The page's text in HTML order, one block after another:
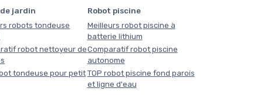
jardin
robots tondeuse
robot nettoyeur de
tondeuse pour petit
Robot piscine
Meilleurs robot piscine à
batterie lithium
Comparatif robot piscine
autonome
TOP robot piscine fond parois
et ligne d'eau